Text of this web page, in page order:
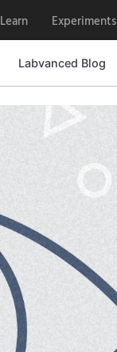
Learn Experiments
Labvanced Blog